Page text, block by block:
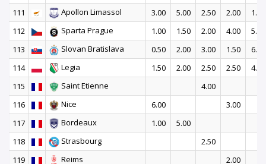
111
Apollon Limassol 3.00 5.00 2.50 2.00
1.50
112
Sparta Prague 1.00 1.50 2.00 4.00
5.00
113
Slovan Bratislava 0.50 2.00 3.00 1.50
6.00
114
Legia 1.50 2.00 2.50 2.50
4.00
115
Saint Etienne
4.00
116
Nice 6.00
3.00
117
Bordeaux 1.00
5.00
118
Strasbourg
2.50
119
Reims
2.00